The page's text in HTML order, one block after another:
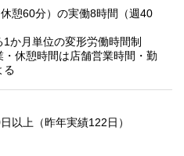
憩60分）の実働8時間（週40
1か月単位の変形労働時間制
休憩時間は店舗営業時間・勤
る
以上（昨年実績122日）